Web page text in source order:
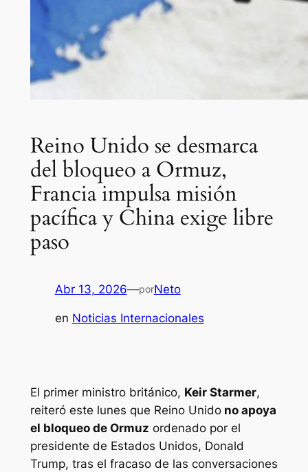
Reino Unido se desmarca
del bloqueo a Ormuz,
Francia impulsa misión
pacífica y China exige libre
paso
Abr 13, 2026—porNeto
en Noticias Internacionales
El primer ministro británico, Keir Starmer,
reiteró este lunes que Reino Unidono apoya
el bloqueo de Ormuz ordenado por el
presidente de Estados Unidos, Donald
Trump, tras el fracaso de las conversaciones